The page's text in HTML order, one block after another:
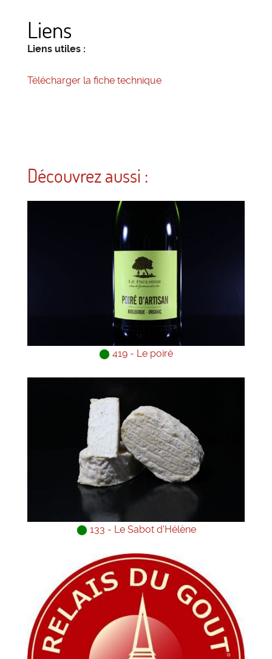
Liens
Liens utiles :
Télécharger la fiche technique
Découvrez aussi :
⬤ 419 - Le poiré
⬤ 133 - Le Sabot d'Hélène